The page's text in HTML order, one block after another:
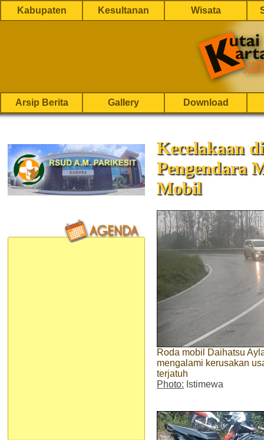
Kabupaten Kesultanan Wisata
Arsip Berita Gallery Download
Kecelakaan
Pengendara
Mobil
Roda mobil Daihatsu
mengalami kerusakan
terjatuh
Photo: Istimewa